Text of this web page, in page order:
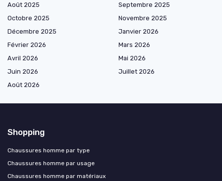
Août 2025
Septembre 2025
Octobre 2025
Novembre 2025
Décembre 2025
Janvier 2026
Février 2026
Mars 2026
Avril 2026
Mai 2026
Juin 2026
Juillet 2026
Août 2026
Shopping
Chaussures homme par type
Chaussures homme par usage
Chaussures homme par matériaux